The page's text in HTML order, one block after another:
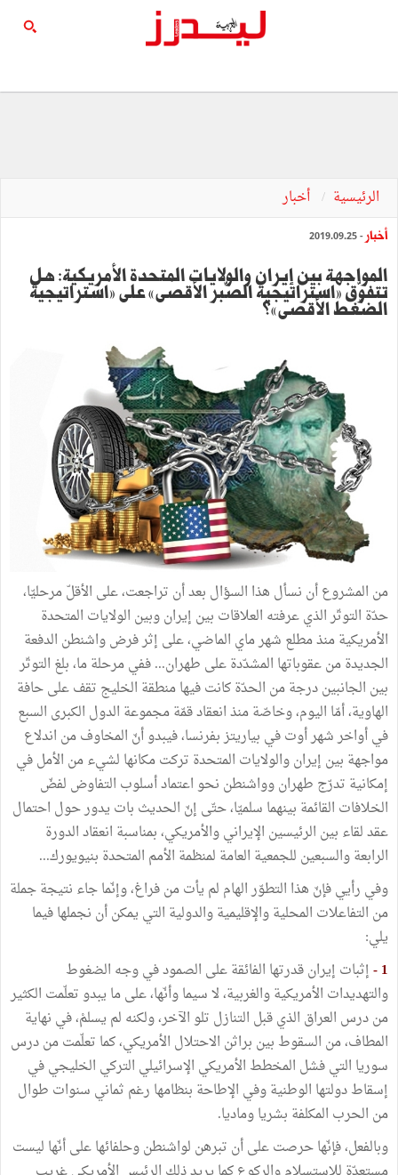
الرئيسية أخبار
أخبار - 2019.09.25
المواجهة بين إيران والولايات المتحدة الأمريكية: هل
تتفوّق »استراتيجية الصّبر الأقصى« على »استراتيجية
الضّغط الأقصى«؟
من المشروع أن نسأل هذا السؤال بعد أن تراجعت، على الأقلّ مرحليّا،
حدّة التوتّر الذي عرفته العلاقات بين إيران وبين الولايات المتحدة
الأمريكية منذ مطلع شهر ماي الماضي، على إثر فرض واشنطن الدفعة
الجديدة من عقوباتها المشدّدة على طهران... ففي مرحلة ما، بلغ التوتّر
بين الجانبين درجة من الحدّة كانت فيها منطقة الخليج تقف على حافة
الهاوية، أمّا اليوم، وخاصّة منذ انعقاد قمّة مجموعة الدول الكبرى السبع
في أواخر شهر أوت في بياريتز بفرنسا، فيبدو أنّ المخاوف من اندلاع
مواجهة بين إيران والولايات المتحدة تركت مكانها لشيء من الأمل في
إمكانية تدرّج طهران وواشنطن نحو اعتماد أسلوب التفاوض لفضّ
الخلافات القائمة بينهما سلميّا، حتّى إنّ الحديث بات يدور حول احتمال
عقد لقاء بين الرئيسين الإيراني والأمريكي، بمناسبة انعقاد الدورة
الرابعة والسبعين للجمعية العامة لمنظمة الأمم المتحدة بنيويورك...
وفي رأيي فإنّ هذا التطوّر الهام لم يأت من فراغ، وإنّما جاء نتيجة جملة
من التفاعلات المحلية والإقليمية والدولية التي يمكن أن نجملها فيما
يلي:
1 - إثبات إيران قدرتها الفائقة على الصمود في وجه الضغوط
والتهديدات الأمريكية والغربية، لا سيما وأنّها، على ما يبدو تعلّمت الكثير
من درس العراق الذي قبل التنازل تلو الآخر، ولكنه لم يسلمْ، في نهاية
المطاف، من السقوط بين براثن الاحتلال الأمريكي، كما تعلّمت من درس
سوريا التي فشل المخطط الأمريكي الإسرائيلي التركي الخليجي في
إسقاط دولتها الوطنية وفي الإطاحة بنظامها رغم ثماني سنوات طوال
من الحرب المكلفة بشريا وماديا.
وبالفعل، فإنّها حرصت على أن تبرهن لواشنطن وحلفائها على أنّها ليست